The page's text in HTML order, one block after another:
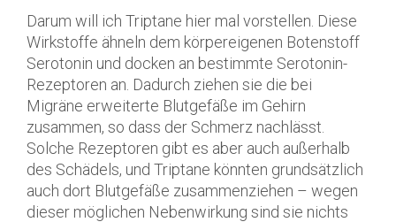
Darum will ich Triptane hier mal vorstellen. Diese
Wirkstoffe ähneln dem körpereigenen Botenstoff
Serotonin und docken an bestimmte Serotonin-
Rezeptoren an. Dadurch ziehen sie die bei
Migräne erweiterte Blutgefäße im Gehirn
zusammen, so dass der Schmerz nachlässt.
Solche Rezeptoren gibt es aber auch außerhalb
des Schädels, und Triptane könnten grundsätzlich
auch dort Blutgefäße zusammenziehen – wegen
dieser möglichen Nebenwirkung sind sie nichts